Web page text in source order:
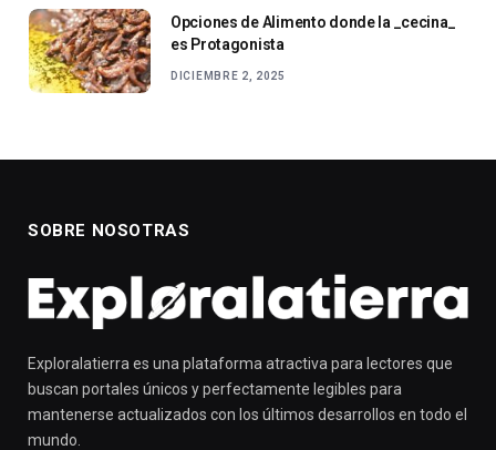
Opciones de Alimento donde la _cecina_
es Protagonista
DICIEMBRE 2, 2025
SOBRE NOSOTRAS
Exploralatierra es una plataforma atractiva para lectores que
buscan portales únicos y perfectamente legibles para
mantenerse actualizados con los últimos desarrollos en todo el
mundo.